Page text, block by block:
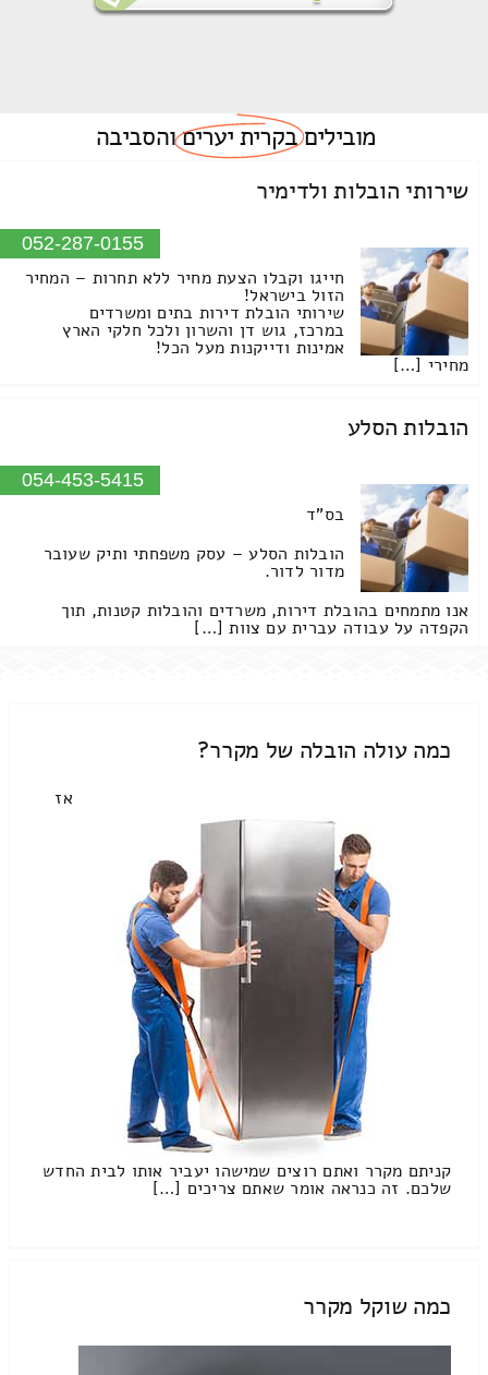
מוביליםבקרית יעריםוהסביבה
שירותי הובלות ולדימיר
052-287-0155
חייגו וקבלו הצעת מחיר ללא תחרות – המחיר
הזול בישראל!
שירותי הובלת דירות בתים ומשרדים
במרכז, גוש דן והשרון ולכל חלקי הארץ
אמינות ודייקנות מעל הכל!
מחירי […]
הובלות הסלע
054-453-5415
בס"ד
הובלות הסלע – עסק משפחתי ותיק שעובר
מדור לדור.
אנו מתמחים בהובלת דירות, משרדים והובלות קטנות, תוך
הקפדה על עבודה עברית עם צוות […]
כמה עולה הובלה של מקרר?
אז
קניתם מקרר ואתם רוצים שמישהו יעביר אותו לבית החדש
שלכם. זה כנראה אומר שאתם צריכים […]
כמה שוקל מקרר